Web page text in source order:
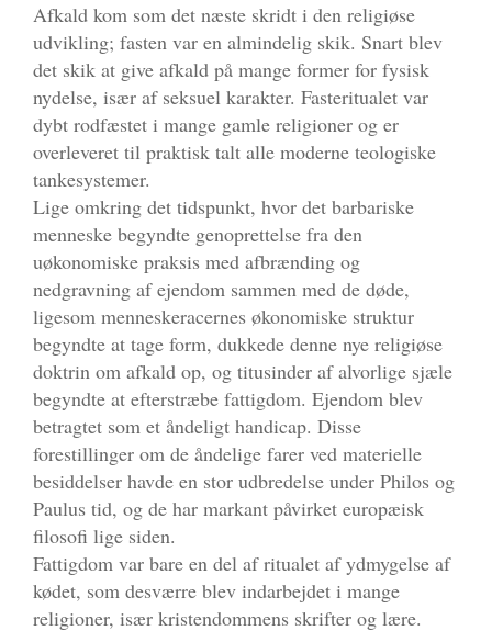
Afkald kom som det næste skridt i den religiøse
udvikling; fasten var en almindelig skik. Snart blev
det skik at give afkald på mange former for fysisk
nydelse, især af seksuel karakter. Fasteritualet var
dybt rodfæstet i mange gamle religioner og er
overleveret til praktisk talt alle moderne teologiske
tankesystemer.
Lige omkring det tidspunkt, hvor det barbariske
menneske begyndte genoprettelse fra den
uøkonomiske praksis med afbrænding og
nedgravning af ejendom sammen med de døde,
ligesom menneskeracernes økonomiske struktur
begyndte at tage form, dukkede denne nye religiøse
doktrin om afkald op, og titusinder af alvorlige sjæle
begyndte at efterstræbe fattigdom. Ejendom blev
betragtet som et åndeligt handicap. Disse
forestillinger om de åndelige farer ved materielle
besiddelser havde en stor udbredelse under Philos og
Paulus tid, og de har markant påvirket europæisk
filosofi lige siden.
Fattigdom var bare en del af ritualet af ydmygelse af
kødet, som desværre blev indarbejdet i mange
religioner, især kristendommens skrifter og lære.